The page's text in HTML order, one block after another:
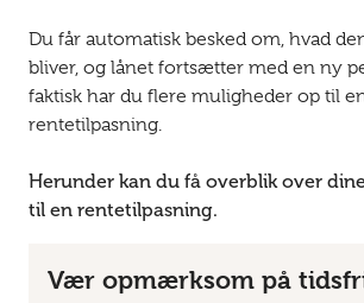
Du får automatisk besked om, hvad
bliver, og lånet fortsætter med en ny
faktisk har du flere muligheder op til
rentetilpasning.
Herunder kan du få overblik over
til en rentetilpasning.
Vær opmærksom på